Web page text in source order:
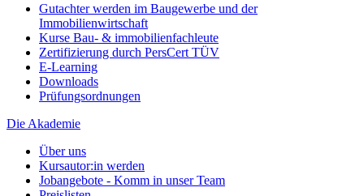
Gutachter werden im Baugewerbe und der
Immobilienwirtschaft
Kurse Bau- & immobilienfachleute
Zertifizierung durch PersCert TÜV
E-Learning
Downloads
Prüfungsordnungen
Die Akademie
Über uns
Kursautor:in werden
Jobangebote - Komm in unser Team